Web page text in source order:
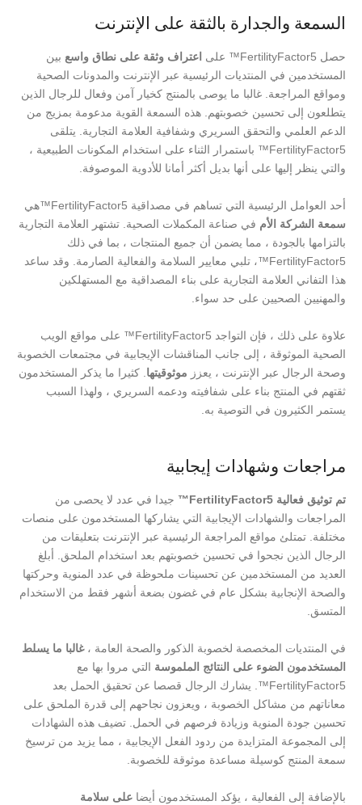
السمعة والجدارة بالثقة على الإنترنت
حصل FertilityFactor5™ على اعتراف وثقة على نطاق واسع بين
المستخدمين في المنتديات الرئيسية عبر الإنترنت والمدونات الصحية
ومواقع المراجعة. غالبا ما يوصى بالمنتج كخيار آمن وفعال للرجال الذين
يتطلعون إلى تحسين خصوبتهم. هذه السمعة القوية مدعومة بمزيج من
الدعم العلمي والتحقق السريري وشفافية العلامة التجارية. يتلقى
FertilityFactor5™ باستمرار الثناء على استخدام المكونات الطبيعية ،
والتي ينظر إليها على أنها بديل أكثر أمانا للأدوية الموصوفة.
أحد العوامل الرئيسية التي تساهم في مصداقية FertilityFactor5™هي
سمعة الشركة الأم في صناعة المكملات الصحية. تشتهر العلامة التجارية
بالتزامها بالجودة ، مما يضمن أن جميع المنتجات ، بما في ذلك
FertilityFactor5™، تلبي معايير السلامة والفعالية الصارمة. وقد ساعد
هذا التفاني العلامة التجارية على بناء المصداقية مع المستهلكين
والمهنيين الصحيين على حد سواء.
علاوة على ذلك ، فإن التواجد FertilityFactor5™ على مواقع الويب
الصحية الموثوقة ، إلى جانب المناقشات الإيجابية في مجتمعات الخصوبة
وصحة الرجال عبر الإنترنت ، يعزز موثوقيتها . كثيرا ما يذكر المستخدمون
ثقتهم في المنتج بناء على شفافيته ودعمه السريري ، ولهذا السبب
يستمر الكثيرون في التوصية به.
مراجعات وشهادات إيجابية
تم توثيق فعالية FertilityFactor5™
جيدا في عدد لا يحصى من
المراجعات والشهادات الإيجابية التي يشاركها المستخدمون على منصات
مختلفة. تمتلئ مواقع المراجعة الرئيسية عبر الإنترنت بتعليقات من
الرجال الذين نجحوا في تحسين خصوبتهم بعد استخدام الملحق. أبلغ
العديد من المستخدمين عن تحسينات ملحوظة في عدد المنوية وحركتها
والصحة الإنجابية بشكل عام في غضون بضعة أشهر فقط من الاستخدام
المتسق.
في المنتديات المخصصة لخصوبة الذكور والصحة العامة ،غالبا ما يسلط
المستخدمون الضوء على النتائج الملموسة التي مروا بها مع
FertilityFactor5™. يشارك الرجال قصصا عن تحقيق الحمل بعد
معاناتهم من مشاكل الخصوبة ، ويعزون نجاحهم إلى قدرة الملحق على
تحسين جودة المنوية وزيادة فرصهم في الحمل. تضيف هذه الشهادات
إلى المجموعة المتزايدة من ردود الفعل الإيجابية ، مما يزيد من ترسيخ
سمعة المنتج كوسيلة مساعدة موثوقة للخصوبة.
بالإضافة إلى الفعالية ، يؤكد المستخدمون أيضا على سلامة